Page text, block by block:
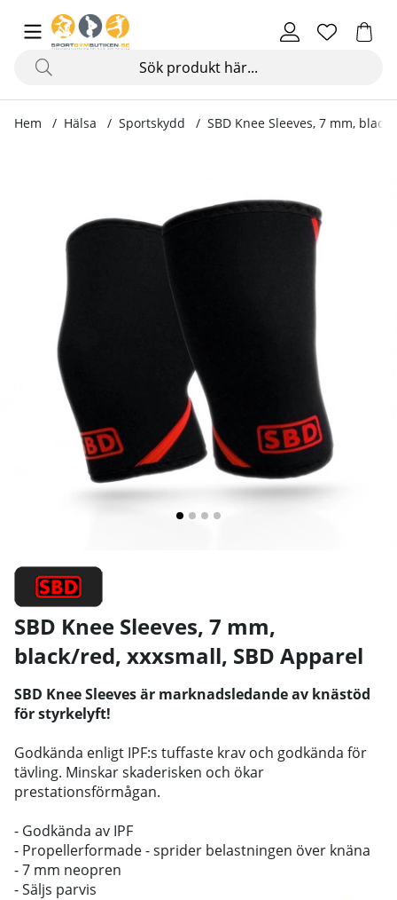
Hem Hälsa Sportskydd SBD Knee Sleeves, 7 mm,
SBD Knee Sleeves, 7 mm,
black/red, xxxsmall, SBD Apparel
SBD Knee Sleeves är marknadsledande av knästöd
för styrkelyft!
Godkända enligt IPF:s tuffaste krav och godkända för
tävling. Minskar skaderisken och ökar
prestationsförmågan.
- Godkända av IPF
- Propellerformade - sprider belastningen över knäna
- 7 mm neopren
- Säljs parvis